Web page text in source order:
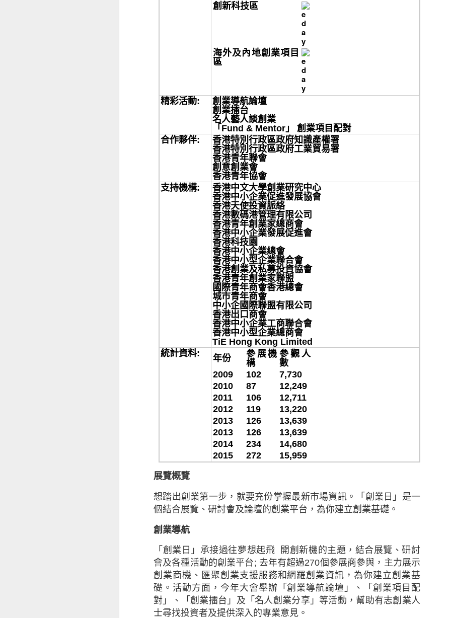
創新科技區
海外及內地創業項目
區
精彩活動:
創業導航論壇
創業擂台
名人藝人談創業
「Fund & Mentor」
創業項目配對
合作夥伴:
香港特別行政區政府知識產權署
香港特別行政區政府工業貿易署
香港青年聯會
創意創業會
香港青年協會
支持機構:
香港中文大學創業研究中心
香港中小企業促進發展協會
香港天使投資脈絡
香港數碼港管理有限公司
香港青年創業家總商會
香港中小企業發展促進會
香港科技園
香港中小企業總會
香港中小型企業聯合會
香港創業及私募投資協會
香港青年創業家聯盟
國際青年商會香港總會
城市青年商會
中小企國際聯盟有限公司
香港出口商會
香港中小企業工商聯合會
香港中小型企業總商會
TiE Hong Kong Limited
統計資料: 年份
參展機
構
參觀人
數
2009
102
7,730
2010
87
12,249
2011
106
12,711
2012
119
13,220
2013
126
13,639
2013
126
13,639
2014
234
14,680
2015
272 15,959
展覽概覽
想踏出創業第一步，就要充份掌握最新市場資訊。「創業日」是一
個結合展覽、研討會及論壇的創業平台，為你建立創業基礎。
創業導航
「創業日」承接過往夢想起飛
開創新機的主題，結合展覽、研討
會及各種活動的創業平台; 去年有超過270個參展商參與，主力展示
創業商機、匯聚創業支援服務和網羅創業資訊，為你建立創業基
礎。活動方面，今年大會舉辦「創業導航論壇」、「創業項目配
對」、「創業擂台」及「名人創業分享」等活動，幫助有志創業人
士尋找投資者及提供深入的專業意見。
「香港電商與網絡安全問卷調查2021」結果
疫情加速本地電商發展．2020年有91%受訪者曾於網上購物
36% 電商顧客收過與其網購相關的可疑訊息
香港互聯網註冊管理有限公司（簡稱「HKIRC」 ）今日公布「香港電商
2021」（調查）結果。新冠病毒疫情出現，加速了世界數碼化的發展，並
變化，而網絡安全也更形重要。本次調查旨在探討香港採用電子商貿（電
絡安全的密切關係。
HKIRC於六月中旬曾進行一項研究，調查新冠病毒疫情期間，香港消費者
及零售商開展網上業務時所面對的挑戰。該項調查成功訪問了近1,300名
家，年齡層介乎18至54歲，涵蓋多個零售行業。
根據調查結果， HKIRC總結出以下有效贏取網上顧客心的電商策略六大秘訣
1. 使用多元銷售渠道進行電子商貿
2. 使用數碼身分表明公司的本地性質
3. 使用專用的企業域名電郵地址，而非一般免費電郵
4. 選用最佳域名，以增強消費者信心
5. 網站應採用 HTTPs加強顧客信心
6. 專注於數據保護措施，防止數據洩露
香港電商業務有所增長